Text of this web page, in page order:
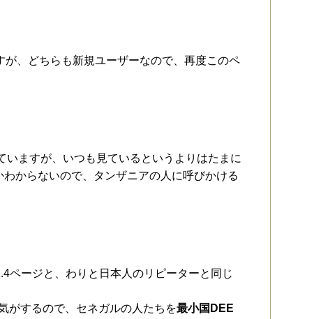
、どちらも新規ユーザーなので、再度このペ
ますが、いつも見ているというよりはたまに
からないので、タンザニアの人に呼びかける
ページと、わりと日本人のリピーターと同じ
がするので、セネガルの人たちを最小国DEE